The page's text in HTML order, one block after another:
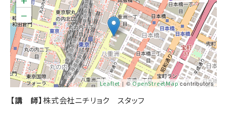
−
Leaflet| ©OpenStreetMapcontributors
【講 師】株式会社ニチリョク スタッフ